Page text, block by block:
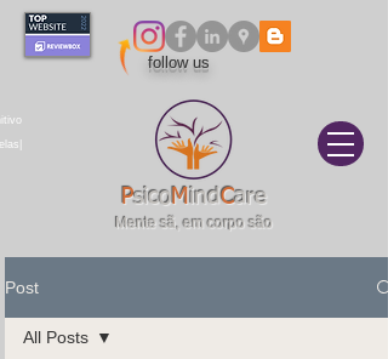
PsicoMindCare
Mente sã, em corpo são
follow us
Post
All Posts